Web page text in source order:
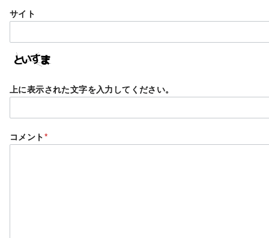
サイト
上に表示された文字を入力してください。
コメント*